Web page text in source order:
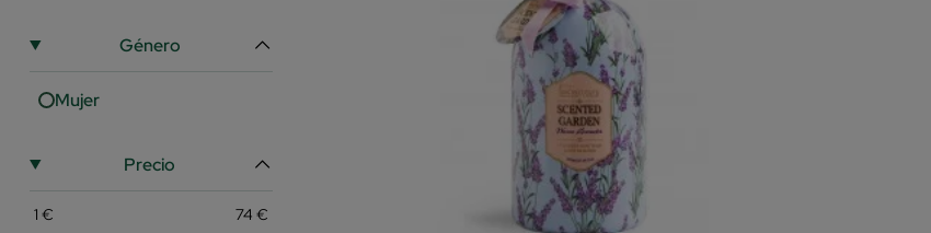
Género
Mujer
Precio
1 € 74 €